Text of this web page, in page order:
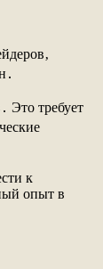
Это требует
к
опыт в